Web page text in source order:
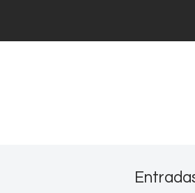
Sobre